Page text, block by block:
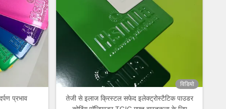
प्रभाव
विडियो
तेजी से इलाज क्रिस्टल सफेद इलेक्ट्रोस्टैटिक पाउडर